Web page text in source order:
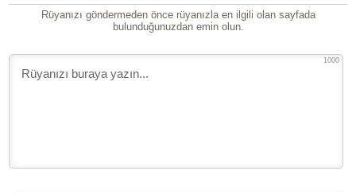
Rüyanızı göndermeden önce rüyanızla en ilgili olan sayfada
bulunduğunuzdan emin olun.
1000